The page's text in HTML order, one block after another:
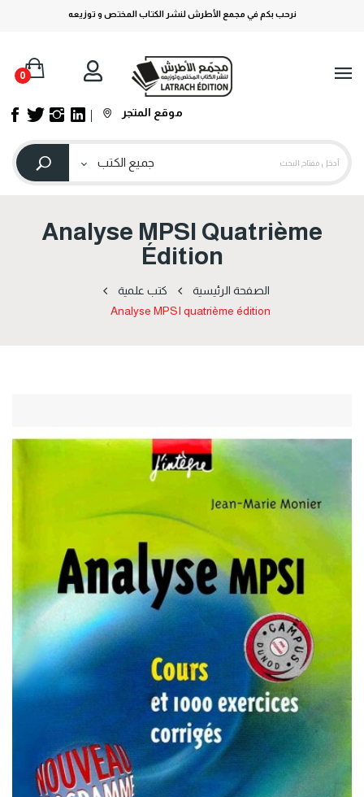
نرحب بكم في مجمع الأطرش لنشر الكتاب المختص و توزيعه
0
موقع المتجر
Analyse MPSI Quatrième
Édition
الصفحة الرئيسية
كتب علمية
Analyse MPSI quatrième édition